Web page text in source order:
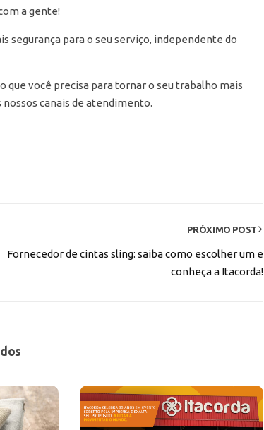
a gente!
segurança para o seu serviço, independente do
que você precisa para tornar o seu trabalho mais
canais de atendimento.
PRÓXIMO POST
Fornecedor de cintas sling: saiba como escolher um e
conheça a Itacorda!